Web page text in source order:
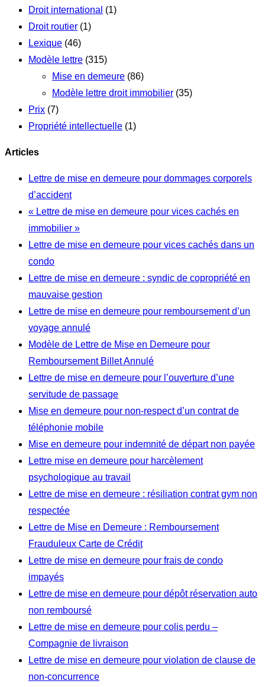
Droit international (1)
Droit routier (1)
Lexique (46)
Modèle lettre (315)
Mise en demeure (86)
Modèle lettre droit immobilier (35)
Prix (7)
Propriété intellectuelle (1)
Articles
Lettre de mise en demeure pour dommages corporels
d’accident
« Lettre de mise en demeure pour vices cachés en
immobilier »
Lettre de mise en demeure pour vices cachés dans un
condo
Lettre de mise en demeure : syndic de copropriété en
mauvaise gestion
Lettre de mise en demeure pour remboursement d’un
voyage annulé
Modèle de Lettre de Mise en Demeure pour
Remboursement Billet Annulé
Lettre de mise en demeure pour l’ouverture d’une
servitude de passage
Mise en demeure pour non-respect d’un contrat de
téléphonie mobile
Mise en demeure pour indemnité de départ non payée
Lettre mise en demeure pour harcèlement
psychologique au travail
Lettre de mise en demeure : résiliation contrat gym non
respectée
Lettre de Mise en Demeure : Remboursement
Frauduleux Carte de Crédit
Lettre de mise en demeure pour frais de condo
impayés
Lettre de mise en demeure pour dépôt réservation auto
non remboursé
Lettre de mise en demeure pour colis perdu –
Compagnie de livraison
Lettre de mise en demeure pour violation de clause de
non-concurrence